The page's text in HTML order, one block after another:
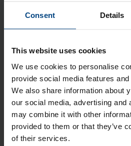
Consent Details
This website uses cookies
We use cookies to personalise
provide social media features
We also share information about
our social media, advertising and
may combine it with other
provided to them or that they’ve
of their services.
koneistuksessa työn tekee
Lue lisää
Aiheet: Muovin koneistus,
tuotantomenetelmät,Muovin
jyrsintä, Muovin sahaus,
Muovin työstöpalvelut,